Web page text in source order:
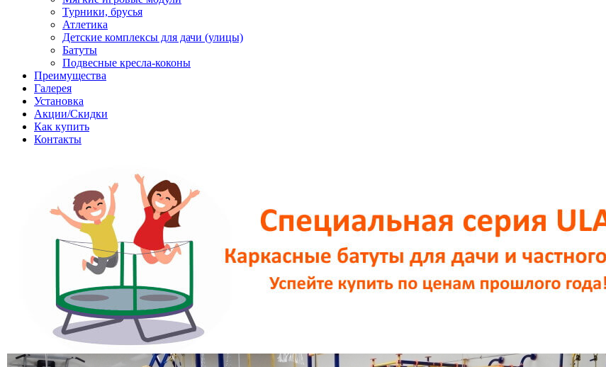
Турники, брусья
Атлетика
Детские комплексы для дачи (улицы)
Батуты
Подвесные кресла-коконы
Преимущества
Галерея
Установка
Акции/Скидки
Как купить
Контакты